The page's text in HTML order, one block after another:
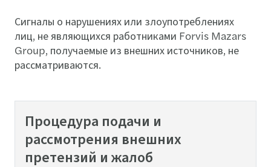
Сигналы о нарушениях или злоупотреблениях
лиц, не являющихся работниками Forvis Mazars
Group, получаемые из внешних источников, не
рассматриваются.
Процедура подачи и
рассмотрения внешних
претензий и жалоб